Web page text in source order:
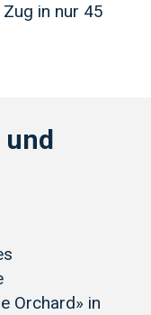
in nur 45
und
Orchard» in